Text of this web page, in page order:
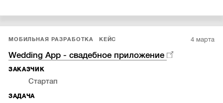
МОБИЛЬНАЯ РАЗРАБОТКА КЕЙС 4 марта
Wedding App - свадебное приложение
ЗАКАЗЧИК
Стартап
ЗАДАЧА